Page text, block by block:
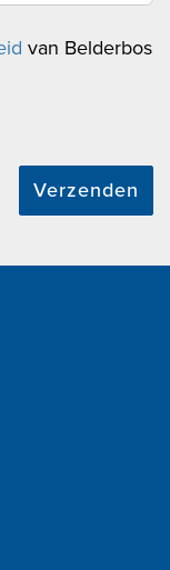
van Belderbos
Verzenden